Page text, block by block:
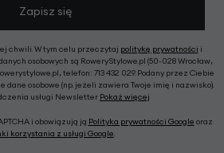
Zapisz się
chwili. W tym celu przeczytaj politykę prywatności i
osobowych są RoweryStylowe.pl (50-028 Wrocław,
telefon: 713 432 029. Podany przez Ciebie
dane osobowe (np. jeżeli zawiera Twoje imię i nazwisko).
usługi Newsletter Pokaż więcej
i obowiązują ją Polityka prywatności Google oraz
korzystania z usługi Google.